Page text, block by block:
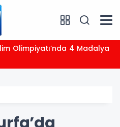
Olimpiyatı’nda 4 Madalya